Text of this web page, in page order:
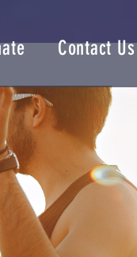
Contact Us